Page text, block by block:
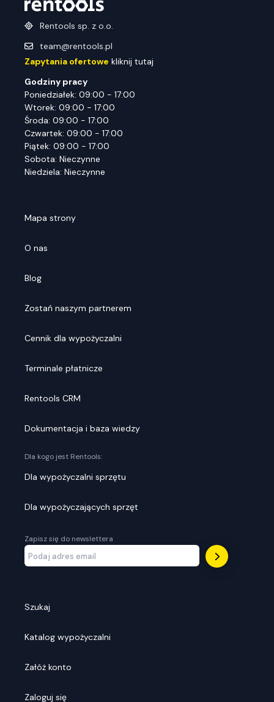
Rentools sp. z o.o.
team@rentools.pl
Zapytania ofertowe kliknij tutaj
Godziny pracy
Poniedziałek: 09:00 - 17:00
Wtorek: 09:00 - 17:00
Środa: 09:00 - 17:00
Czwartek: 09:00 - 17:00
Piątek: 09:00 - 17:00
Sobota: Nieczynne
Niedziela: Nieczynne
Mapa strony
O nas
Blog
Zostań naszym partnerem
Cennik dla wypożyczalni
Terminale płatnicze
Rentools CRM
Dokumentacja i baza wiedzy
Dla kogo jest Rentools:
Dla wypożyczalni sprzętu
Dla wypożyczających sprzęt
Zapisz się do newslettera
Szukaj
Katalog wypożyczalni
Załóż konto
Zaloguj się